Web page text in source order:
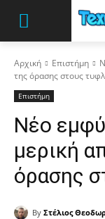
Αρχική Επιστήμη
της όρασης στους
Επιστήμη
Νέο
μερική
όρασης
By Στέλιος